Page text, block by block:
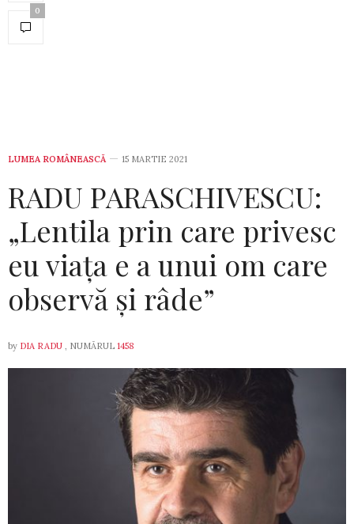
0
LUMEA ROMÂNEASCĂ 15 MARTIE 2021
RADU PARASCHIVESCU:
„Lentila prin care privesc
eu viața e a unui om care
observă și râde”
by DIA RADU , NUMĂRUL 1458